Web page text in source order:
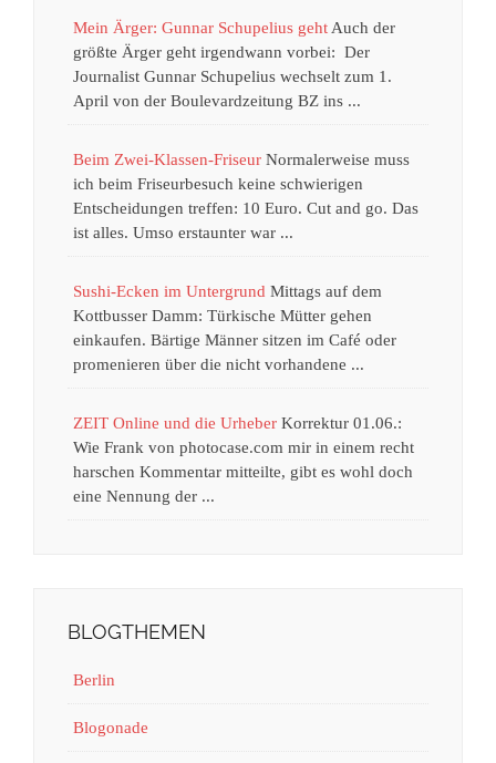
Mein Ärger: Gunnar Schupelius geht Auch der
größte Ärger geht irgendwann vorbei: Der
Journalist Gunnar Schupelius wechselt zum 1.
April von der Boulevardzeitung BZ ins ...
Beim Zwei-Klassen-Friseur Normalerweise muss
ich beim Friseurbesuch keine schwierigen
Entscheidungen treffen: 10 Euro. Cut and go. Das
ist alles. Umso erstaunter war ...
Sushi-Ecken im Untergrund Mittags auf dem
Kottbusser Damm: Türkische Mütter gehen
einkaufen. Bärtige Männer sitzen im Café oder
promenieren über die nicht vorhandene ...
ZEIT Online und die Urheber Korrektur 01.06.:
Wie Frank von photocase.com mir in einem recht
harschen Kommentar mitteilte, gibt es wohl doch
eine Nennung der ...
BLOGTHEMEN
Berlin
Blogonade